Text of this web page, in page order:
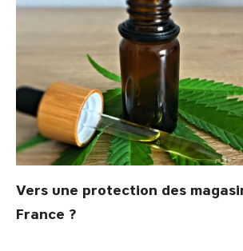
Vers une protection des
France ?